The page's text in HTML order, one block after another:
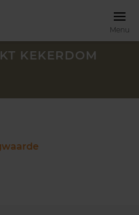
Menu
KEKERDOM